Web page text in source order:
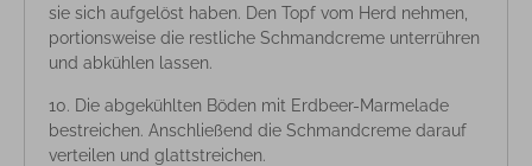
sie sich aufgelöst haben. Den Topf vom Herd nehmen,
portionsweise die restliche Schmandcreme unterrühren
und abkühlen lassen.
Die abgekühlten Böden mit Erdbeer-Marmelade
bestreichen. Anschließend die Schmandcreme darauf
verteilen und glattstreichen.